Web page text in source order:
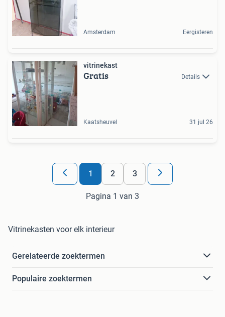
Amsterdam Eergisteren
vitrinekast
Gratis Details
Kaatsheuvel 31 jul 26
1 2 3
Pagina 1 van 3
Vitrinekasten voor elk interieur
Gerelateerde zoektermen
Populaire zoektermen